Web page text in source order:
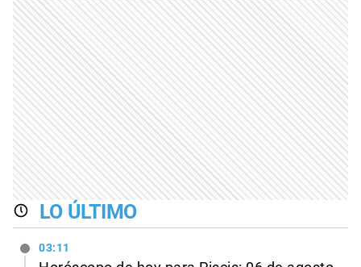
LO ÚLTIMO
03:11